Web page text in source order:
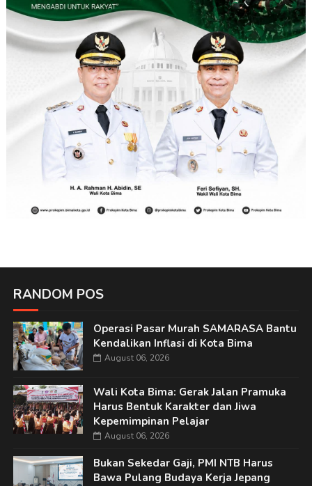
RANDOM POS
Operasi Pasar Murah SAMARASA Bantu
Kendalikan Inflasi di Kota Bima
August 06, 2026
Wali Kota Bima: Gerak Jalan Pramuka
Harus Bentuk Karakter dan Jiwa
Kepemimpinan Pelajar
August 06, 2026
Bukan Sekedar Gaji, PMI NTB Harus
Bawa Pulang Budaya Kerja Jepang